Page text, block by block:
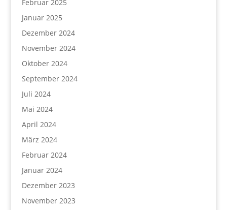
Februar 2025
Januar 2025
Dezember 2024
November 2024
Oktober 2024
September 2024
Juli 2024
Mai 2024
April 2024
März 2024
Februar 2024
Januar 2024
Dezember 2023
November 2023